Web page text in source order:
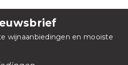
wijnaanbiedingen en mooiste